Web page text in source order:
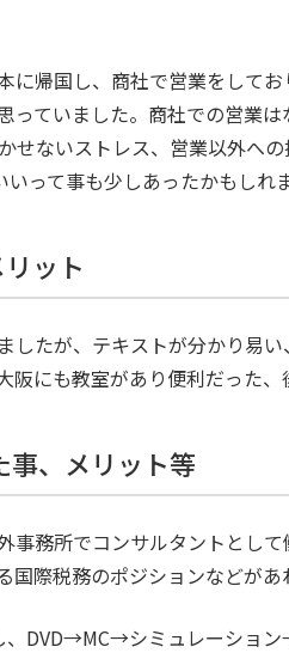
に帰国し、商社で営業をして
っていました。商社での営業
せないストレス、営業以外へ
って事も少しあったかもしれ
ット
したが、テキストが分かり易
阪にも教室があり便利だった
事、メリット等
事務所でコンサルタントとし
国際税務のポジションなどが
DVD→MC→シミュレーショ